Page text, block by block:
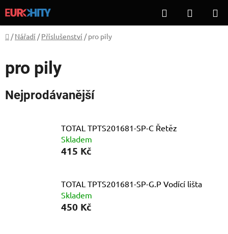
na
obsah
Hledat
KOŠÍK
Domů
/ Nářadí / Příslušenství / pro pily
pro pily
Nejprodávanější
TOTAL TPTS201681-SP-C Řetěz
Skladem
415 Kč
TOTAL TPTS201681-SP-G.P Vodící lišta
Skladem
450 Kč